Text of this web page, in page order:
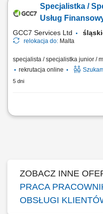
edukacją finansową. Budowanie
współpracy z partnerami
Specjalistka /
Usług
GCC7 Services Ltd
relokacja do: Malta
specjalista / specjalistka junior /
rekrutacja online
5 dni
Zakres obowiązków:
ZOBACZ INNE
PRACA
OBSŁUGI